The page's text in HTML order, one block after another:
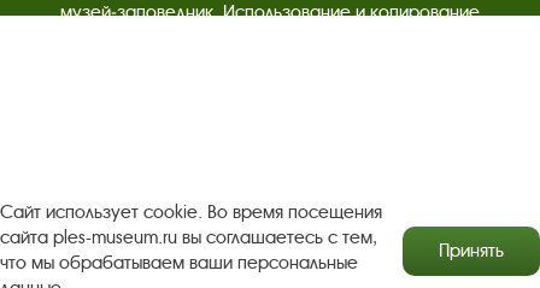
музей‑заповедник. Использование и копирование
Политика конфиденциальности
Сайт использует cookie. Во время посещения
сайта ples-museum.ru вы соглашаетесь с тем,
что мы обрабатываем ваши персональные
Принять